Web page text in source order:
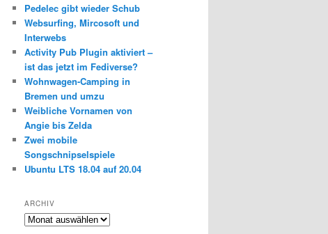
Pedelec gibt wieder Schub
Websurfing, Mircosoft und
Interwebs
Activity Pub Plugin aktiviert –
ist das jetzt im Fediverse?
Wohnwagen-Camping in
Bremen und umzu
Weibliche Vornamen von
Angie bis Zelda
Zwei mobile
Songschnipselspiele
Ubuntu LTS 18.04 auf 20.04
ARCHIV
Archiv